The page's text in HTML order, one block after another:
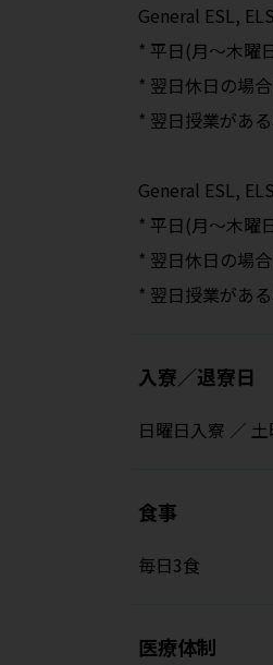
General ESL,
* 平日(月～木曜
* 翌日休日の場
* 翌日授業があ
General ESL,
* 平日(月～木曜
* 翌日休日の場
* 翌日授業があ
入寮／退寮日
日曜日入寮 ／
食事
毎日3食
医療体制